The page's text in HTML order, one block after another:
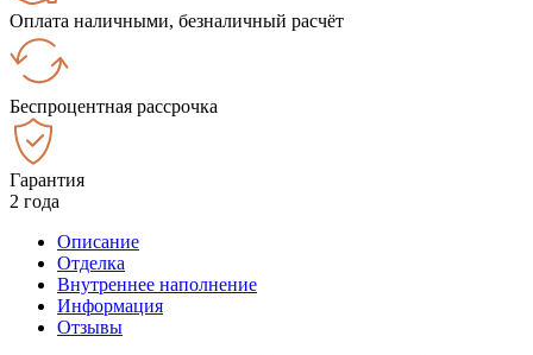
Оплата наличными, безналичный расчёт
Беспроцентная рассрочка
Гарантия
2 года
Описание
Отделка
Внутреннее наполнение
Информация
Отзывы